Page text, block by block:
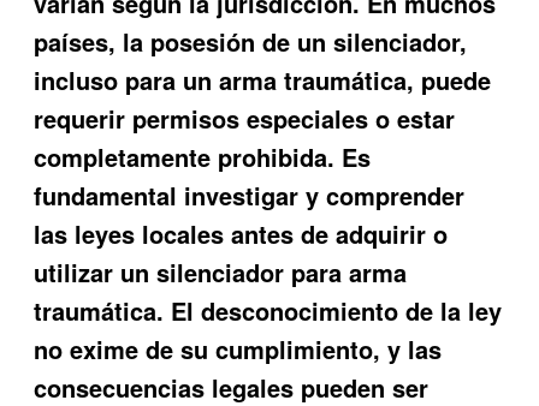
países, la posesión de un silenciador,
incluso para un arma traumática, puede
requerir permisos especiales o estar
completamente prohibida. Es
fundamental investigar y comprender
las leyes locales antes de adquirir o
utilizar un silenciador para arma
traumática. El desconocimiento de la ley
no exime de su cumplimiento, y las
consecuencias legales pueden ser